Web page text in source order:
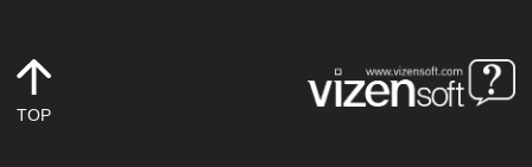
TOP